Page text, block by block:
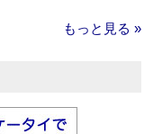
もっと見る »